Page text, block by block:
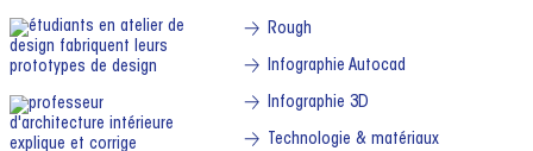
Rough
Infographie Autocad
Infographie 3D
Technologie & matériaux